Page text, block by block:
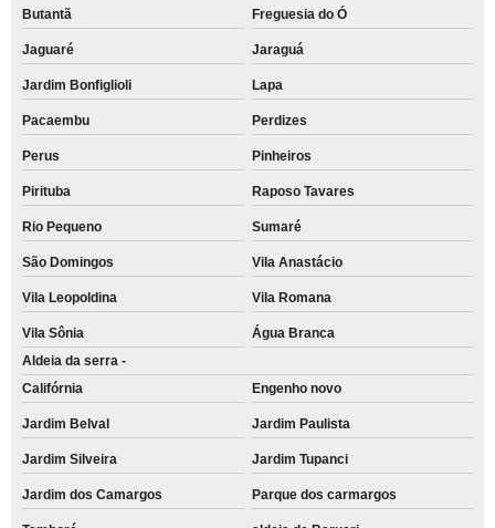
Butantã Freguesia do Ó
Jaguaré Jaraguá
Jardim Bonfiglioli Lapa
Pacaembu Perdizes
Perus Pinheiros
Pirituba Raposo Tavares
Rio Pequeno Sumaré
São Domingos Vila Anastácio
Vila Leopoldina Vila Romana
Vila Sônia
Água Branca
Aldeia da serra -
Califórnia
Engenho novo
Jardim Belval Jardim Paulista
Jardim Silveira Jardim Tupanci
Jardim dos Camargos Parque dos carmargos